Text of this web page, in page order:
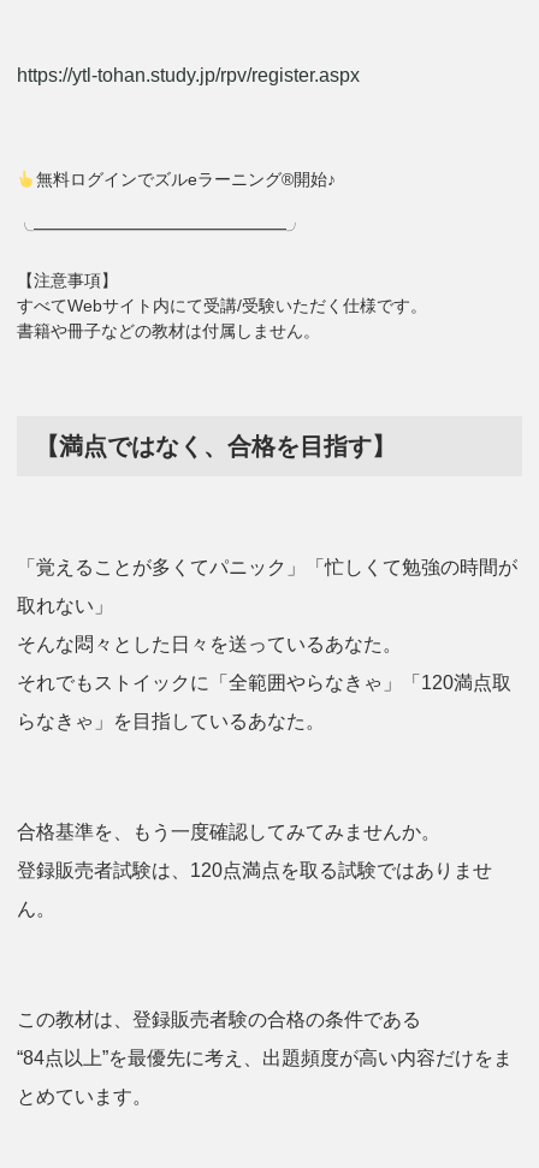
https://ytl-tohan.study.jp/rpv/register.aspx
無料ログインでズルeラーニング®開始♪
╰━━━━━━━━━━━━━━━╯
【注意事項】
すべてWebサイト内にて受講/受験いただく仕様です。
書籍や冊子などの教材は付属しません。
【満点ではなく、合格を目指す】
「覚えることが多くてパニック」「忙しくて勉強の時間が
取れない」
そんな悶々とした日々を送っているあなた。
それでもストイックに「全範囲やらなきゃ」「120満点取
らなきゃ」を目指しているあなた。
合格基準を、もう一度確認してみてみませんか。
登録販売者試験は、120点満点を取る試験ではありませ
ん。
この教材は、登録販売者験の合格の条件である
“84点以上”を最優先に考え、出題頻度が高い内容だけをま
とめています。